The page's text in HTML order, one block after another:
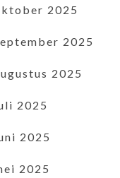
2025
2025
2025
2025
2025
2025